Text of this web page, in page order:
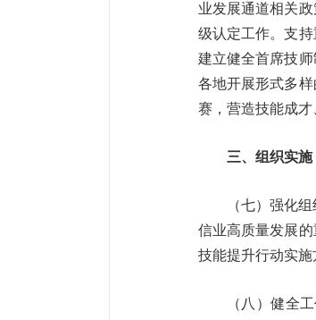
业发展通道相关
级认定工作。支
建立健全首席技
各地开展形式多
赛，营造技能成
三、组织
（七）强化
信业高质量发展
技能提升行动实
（八）健全